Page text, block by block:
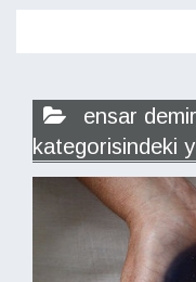
ensar
kategorisindeki